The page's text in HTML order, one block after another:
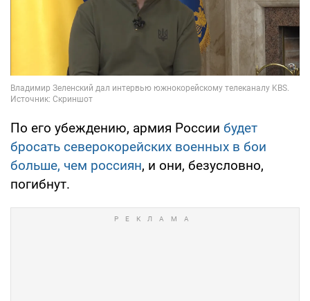
По его убеждению, армия России будет
бросать северокорейских военных в бои
больше, чем россиян, и они, безусловно,
погибнут.